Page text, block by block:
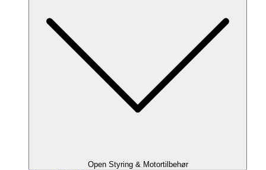
Open Styring & Motortilbehør